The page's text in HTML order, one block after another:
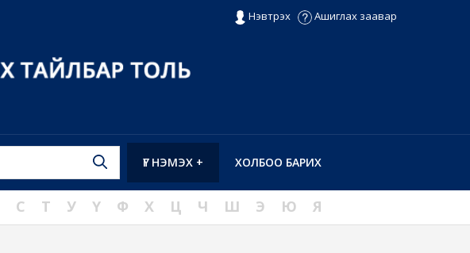
Нэвтрэх Ашиглах заавар
ХОЛБОО БАРИХ
ҮГ НЭМЭХ +
С Т У Ү Ф Х Ц Ч Ш Э Ю Я